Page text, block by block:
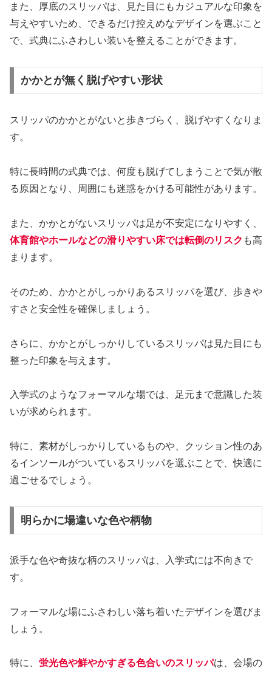
また、厚底のスリッパは、見た目にもカジュアルな印象を
与えやすいため、できるだけ控えめなデザインを選ぶこと
で、式典にふさわしい装いを整えることができます。
かかとが無く脱げやすい形状
スリッパのかかとがないと歩きづらく、脱げやすくなりま
す。
特に長時間の式典では、何度も脱げてしまうことで気が散
る原因となり、周囲にも迷惑をかける可能性があります。
また、かかとがないスリッパは足が不安定になりやすく、
体育館やホールなどの滑りやすい床では転倒のリスク も高
まります。
そのため、かかとがしっかりあるスリッパを選び、歩きや
すさと安全性を確保しましょう。
さらに、かかとがしっかりしているスリッパは見た目にも
整った印象を与えます。
入学式のようなフォーマルな場では、足元まで意識した装
いが求められます。
特に、素材がしっかりしているものや、クッション性のあ
るインソールがついているスリッパを選ぶことで、快適に
過ごせるでしょう。
明らかに場違いな色や柄物
派手な色や奇抜な柄のスリッパは、入学式には不向きで
す。
フォーマルな場にふさわしい落ち着いたデザインを選びま
しょう。
特に、 蛍光色や鮮やかすぎる色合いのスリッパは、会場の